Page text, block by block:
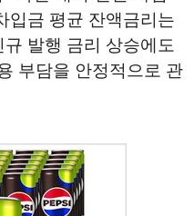
입금 평균 잔액금리는
발행 금리 상승에도
부담을 안정적으로 관